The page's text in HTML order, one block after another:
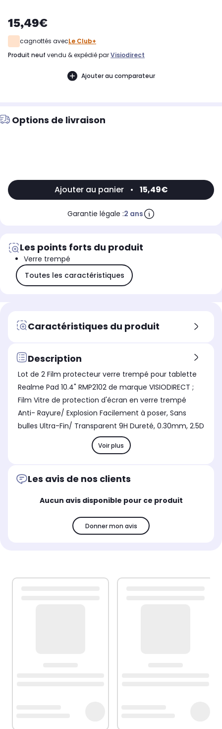
15,49€
cagnottés avecLe Club+
produit neuf vendu & expédié parVisiodirect
Ajouter au comparateur
Options de livraison
Ajouter au panier • 15,49€
Garantie légale :2 ans
Les points forts du produit
Verre trempé
Toutes les caractéristiques
Caractéristiques du produit
Description
Lot de 2 Film protecteur verre trempé pour tablette
Realme Pad 10.4" RMP2102 de marque VISIODIRECT ;
Film Vitre de protection d'écran en verre trempé
Anti- Rayure/ Explosion Facilement à poser, Sans
bulles Ultra-Fin/ Transparent 9H Dureté, 0.30mm, 2.5D
Voir plus
Les avis de nos clients
Aucun avis disponible pour ce produit
Donner mon avis